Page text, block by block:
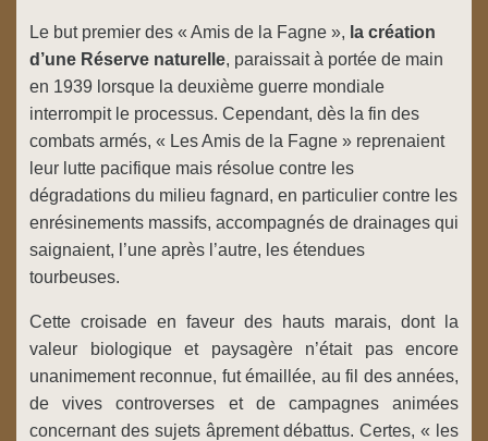
Le but premier des « Amis de la Fagne », la création
d’une Réserve naturelle, paraissait à portée de main
en 1939 lorsque la deuxième guerre mondiale
interrompit le processus. Cependant, dès la fin des
combats armés, « Les Amis de la Fagne » reprenaient
leur lutte pacifique mais résolue contre les
dégradations du milieu fagnard, en particulier contre les
enrésinements massifs, accompagnés de drainages qui
saignaient, l’une après l’autre, les étendues
tourbeuses.
Cette croisade en faveur des hauts marais, dont la
valeur biologique et paysagère n’était pas encore
unanimement reconnue, fut émaillée, au fil des années,
de vives controverses et de campagnes animées
concernant des sujets âprement débattus. Certes, « les